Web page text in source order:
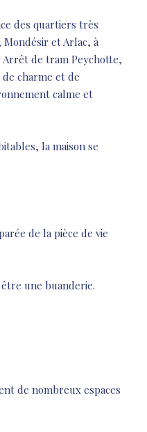
des quartiers très
et Arlac, à
de tram Peychotte,
charme et de
calme et
la maison se
de la pièce de vie
une buanderie.
de nombreux espaces